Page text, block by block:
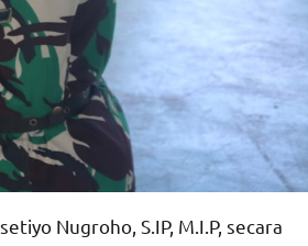
Nugroho, S.IP, M.I.P, secara